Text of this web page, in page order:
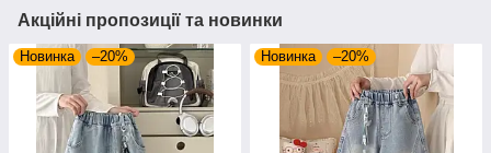
Акційні пропозиції та новинки
Новинка –20% Новинка –20%